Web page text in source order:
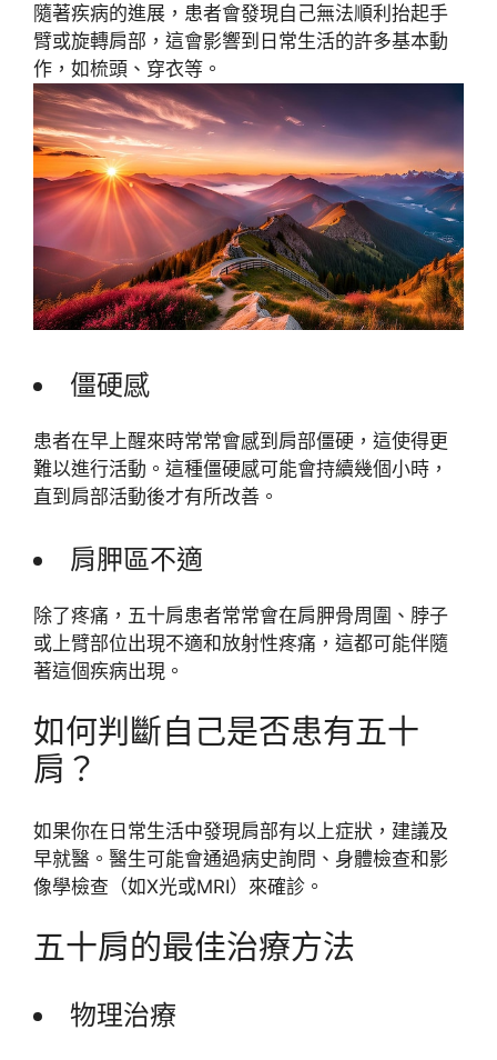
隨著疾病的進展，患者會發現自己無法順利抬起手
臂或旋轉肩部，這會影響到日常生活的許多基本動
作，如梳頭、穿衣等。
僵硬感
患者在早上醒來時常常會感到肩部僵硬，這使得更
難以進行活動。這種僵硬感可能會持續幾個小時，
直到肩部活動後才有所改善。
肩胛區不適
除了疼痛，五十肩患者常常會在肩胛骨周圍、脖子
或上臂部位出現不適和放射性疼痛，這都可能伴隨
著這個疾病出現。
如何判斷自己是否患有五十
肩？
如果你在日常生活中發現肩部有以上症狀，建議及
早就醫。醫生可能會通過病史詢問、身體檢查和影
像學檢查（如X光或MRI）來確診。
五十肩的最佳治療方法
物理治療